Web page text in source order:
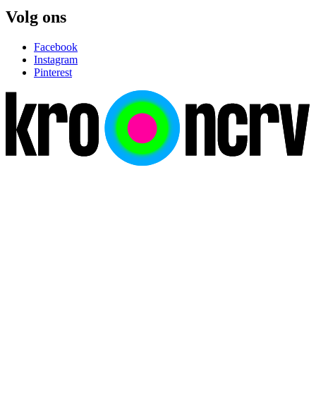
Volg ons
Facebook
Instagram
Pinterest